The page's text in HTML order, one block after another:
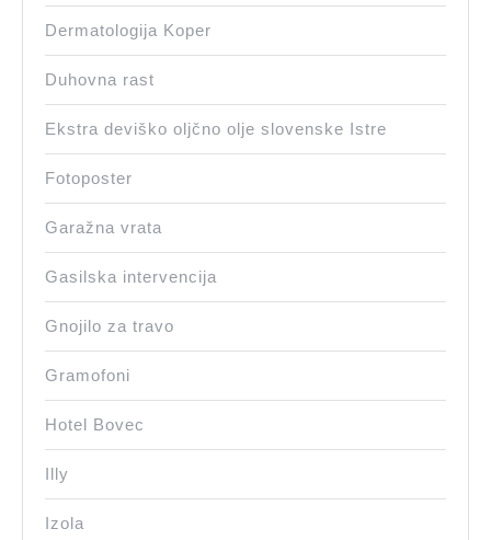
Dermatologija Koper
Duhovna rast
Ekstra deviško oljčno olje slovenske Istre
Fotoposter
Garažna vrata
Gasilska intervencija
Gnojilo za travo
Gramofoni
Hotel Bovec
Illy
Izola